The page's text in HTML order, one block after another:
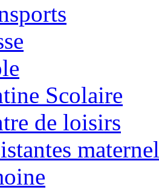
Scolaire
de loisirs